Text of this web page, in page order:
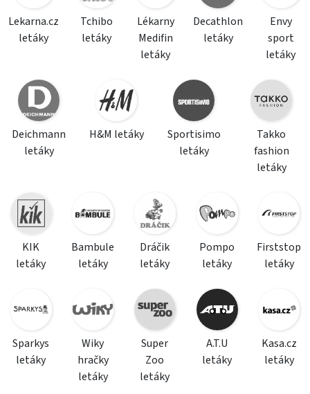
Lekarna.cz
letáky
Tchibo
letáky
Lékarny
Medifin
letáky
Decathlon
letáky
Envy
sport
letáky
Deichmann
letáky
H&M letáky
Sportisimo
letáky
Takko
fashion
letáky
KIK
letáky
Bambule
letáky
Dráčik
letáky
Pompo
letáky
Firststop
letáky
Sparkys
letáky
Wiky
hračky
letáky
Super
Zoo
letáky
A.T.U
letáky
Kasa.cz
letáky